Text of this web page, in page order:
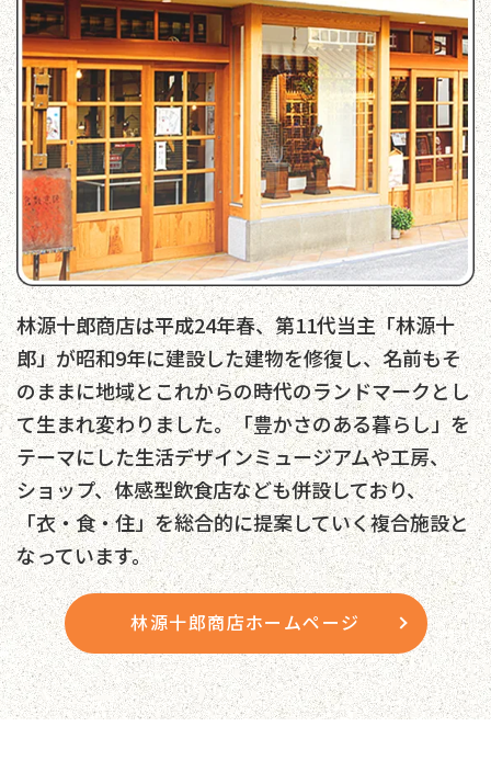
林源十郎商店は平成24年春、第11代当主「林源十
郎」が昭和9年に建設した建物を修復し、名前もそ
のままに地域とこれからの時代のランドマークとし
て生まれ変わりました。「豊かさのある暮らし」を
テーマにした生活デザインミュージアムや工房、
ショップ、体感型飲食店なども併設しており、
「衣・食・住」を総合的に提案していく複合施設と
なっています。
林源十郎商店ホームページ